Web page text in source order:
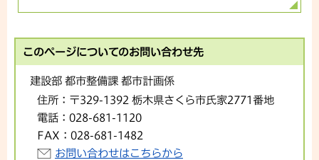
このページについてのお問い合わせ先
建設部 都市整備課 都市計画係
住所： 〒329-1392 栃木県さくら市氏家2771番地
電話： 028-681-1120
FAX： 028-681-1482
お問い合わせはこちらから